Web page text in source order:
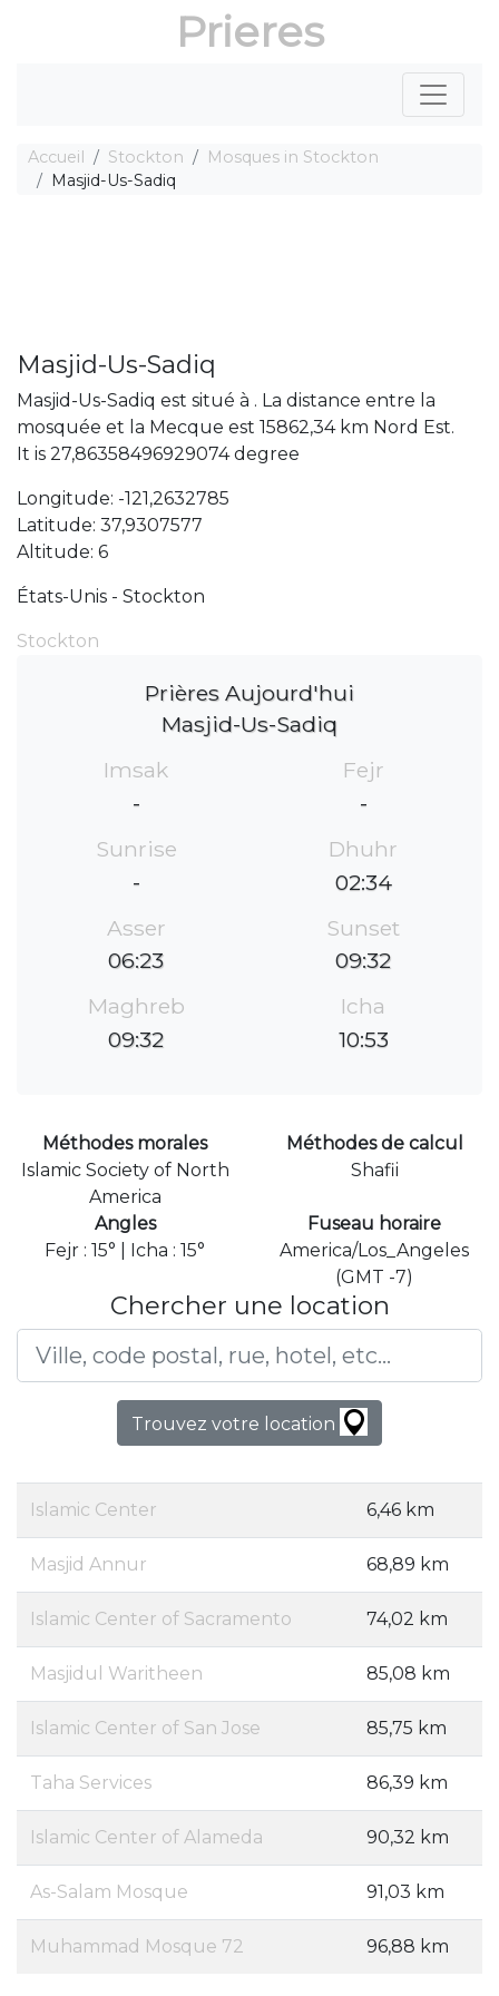
Prieres
Accueil Stockton
Mosques in Stockton
Masjid-Us-Sadiq
Masjid-Us-Sadiq
Masjid-Us-Sadiq est situé à . La distance entre la
mosquée et la Mecque est 15862,34 km Nord Est.
It is 27,86358496929074 degree
Longitude: -121,2632785
Latitude: 37,9307577
Altitude: 6
États-Unis - Stockton
Stockton
Prières Aujourd'hui
Masjid-Us-Sadiq
Imsak
-
Fejr
-
Sunrise
-
Dhuhr
02:34
Asser
06:23
Sunset
09:32
Maghreb
09:32
Icha
10:53
Méthodes morales
Islamic Society of North
America
Méthodes de calcul
Shafii
Angles
Fejr : 15° | Icha : 15°
Fuseau horaire
America/Los_Angeles
(GMT -7)
Chercher une location
Trouvez votre location
Islamic Center 6,46 km
Masjid Annur 68,89 km
Islamic Center of Sacramento 74,02 km
Masjidul Waritheen 85,08 km
Islamic Center of San Jose 85,75 km
Taha Services 86,39 km
Islamic Center of Alameda 90,32 km
As-Salam Mosque 91,03 km
Muhammad Mosque 72 96,88 km